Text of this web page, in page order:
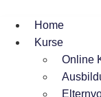
Home
Kurse
Online